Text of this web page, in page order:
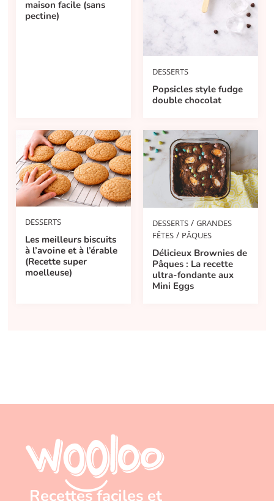
maison facile (sans
pectine)
DESSERTS
Popsicles style fudge
double chocolat
DESSERTS
Les meilleurs biscuits
à l’avoine et à l’érable
(Recette super
moelleuse)
DESSERTS / GRANDES
FÊTES / PÂQUES
Délicieux Brownies de
Pâques : La recette
ultra-fondante aux
Mini Eggs
Recettes faciles et